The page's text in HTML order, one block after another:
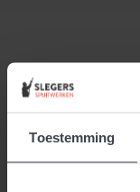
Toestemming
Beste klant,
wij de prijzen
volgend jaar uw
of latexspuiten?